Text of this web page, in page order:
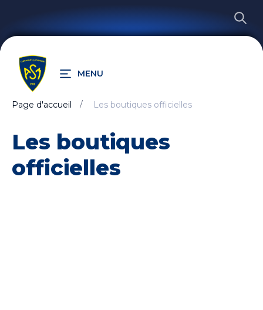
RECHERCHER
MENU
Page d'accueil Les boutiques officielles
Les boutiques
officielles